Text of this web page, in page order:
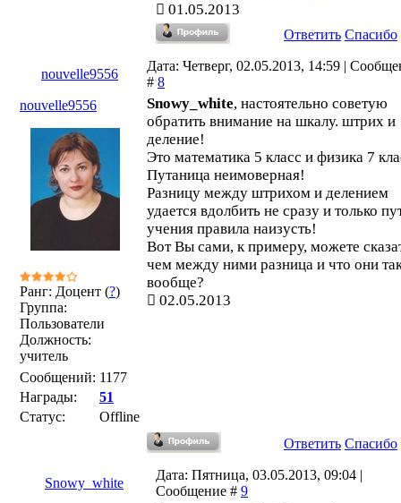
01.05.2013
Ответить Спасибо
nouvelle9556
Дата: Четверг, 02.05.2013, 14:59 |
# 8
nouvelle9556
Ранг: Доцент (?)
Группа:
Пользователи
Должность:
учитель
Сообщений: 1177
Награды:
51
Статус:
Offline
Snowy_white, настоятельно советую
обратить внимание на шкалу. штрих и
деление!
Это математика 5 класс и физика 7
Путаница неимоверная!
Разницу между штрихом и делением
удается вдолбить не сразу и только
учения правила наизусть!
Вот Вы сами, к примеру, можете
чем между ними разница и что они
вообще?
02.05.2013
Ответить Спасибо
Snowy_white
Дата: Пятница, 03.05.2013, 09:04 |
Сообщение # 9